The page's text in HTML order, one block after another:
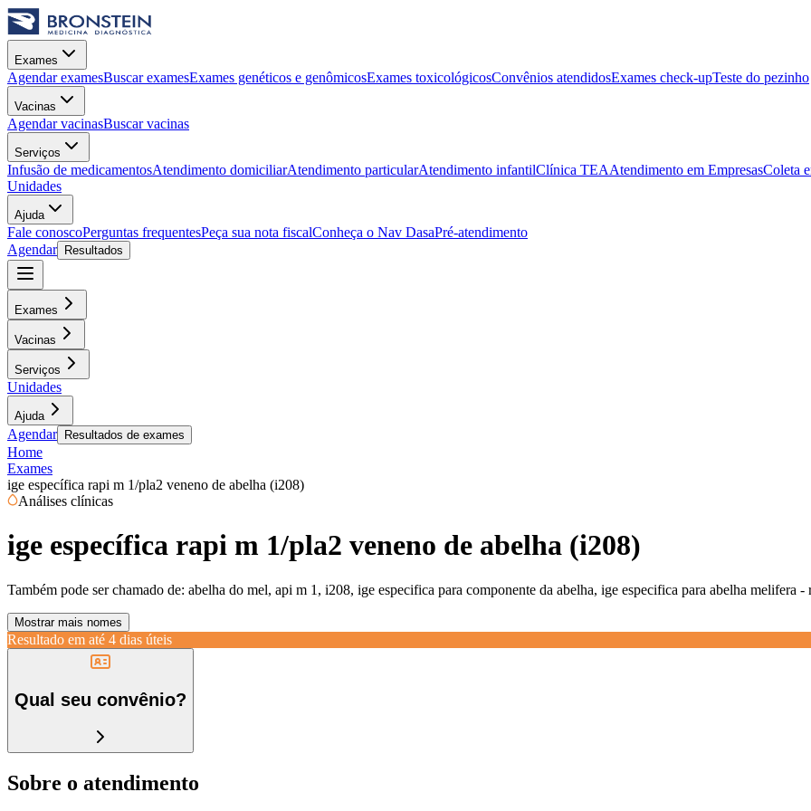
Exames
Agendar examesBuscar examesExames genéticos e genômicosExames toxicológicosConvênios atendidosExames check-upTeste do pezinho
Vacinas
Agendar vacinasBuscar vacinas
Serviços
Infusão de medicamentosAtendimento domiciliarAtendimento particularAtendimento infantilClínica TEAAtendimento em EmpresasColeta
Unidades
Ajuda
Fale conoscoPerguntas frequentesPeça sua nota fiscalConheça o Nav DasaPré-atendimento
Agendar
Resultados
Exames
Vacinas
Serviços
Unidades
Ajuda
Agendar Resultados de exames
Home
Exames
ige específica rapi m 1/pla2 veneno de abelha (i208)
Análises clínicas
ige específica rapi m 1/pla2 veneno de abelha (i208)
Também pode ser chamado de: abelha do mel, api m 1, i208, ige especifica para componente da abelha, ige especifica para abelha melifera
Mostrar mais nomes
Resultado em até 4 dias úteis
Qual seu convênio?
Sobre o atendimento